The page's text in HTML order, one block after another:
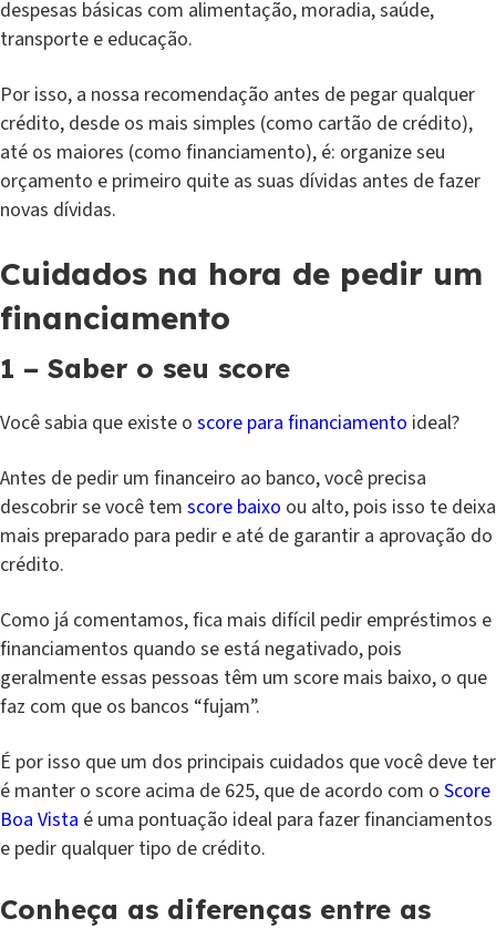
despesas básicas com alimentação, moradia, saúde,
transporte e educação.
Por isso, a nossa recomendação antes de pegar qualquer
crédito, desde os mais simples (como cartão de crédito),
até os maiores (como financiamento), é: organize seu
orçamento e primeiro quite as suas dívidas antes de fazer
novas dívidas.
Cuidados na hora de pedir um
financiamento
1 – Saber o seu score
Você sabia que existe o score para financiamento ideal?
Antes de pedir um financeiro ao banco, você precisa
descobrir se você tem score baixo ou alto, pois isso te deixa
mais preparado para pedir e até de garantir a aprovação do
crédito.
Como já comentamos, fica mais difícil pedir empréstimos e
financiamentos quando se está negativado, pois
geralmente essas pessoas têm um score mais baixo, o que
faz com que os bancos “fujam”.
É por isso que um dos principais cuidados que você deve ter
é manter o score acima de 625, que de acordo com o Score
Boa Vista é uma pontuação ideal para fazer financiamentos
e pedir qualquer tipo de crédito.
Conheça as diferenças entre as